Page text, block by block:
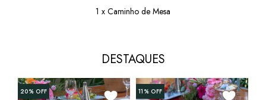
1 x Caminho de Mesa
DESTAQUES
20%OFF 11%OFF